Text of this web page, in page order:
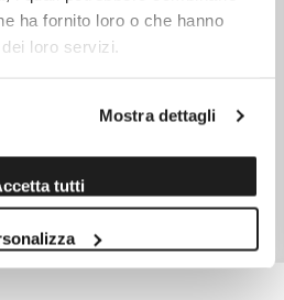
ha fornito loro o che hanno
loro servizi.
Mostra dettagli
tutti
00, zucchero, burro, farina di
16%, uova fresche da
lievitante difosfato e
11809
Busta di cellophane
230,0 gr